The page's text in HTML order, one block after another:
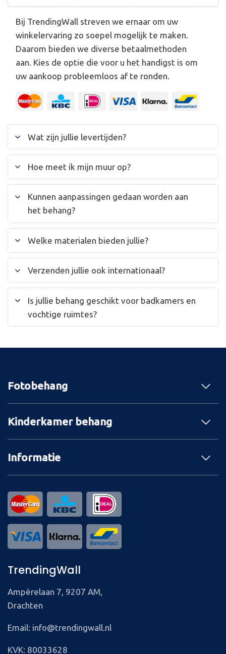
Bij TrendingWall streven we ernaar om uw
winkelervaring zo soepel mogelijk te maken.
Daarom bieden we diverse betaalmethoden
aan. Kies de optie die voor u het handigst is om
uw aankoop probleemloos af te ronden.
Wat zijn jullie levertijden?
Hoe meet ik mijn muur op?
Kunnen aanpassingen gedaan worden aan
het behang?
Welke materialen bieden jullie?
Verzenden jullie ook internationaal?
Is jullie behang geschikt voor badkamers en
vochtige ruimtes?
Fotobehang
Kinderkamer behang
Informatie
TrendingWall
Ampèrelaan 7, 9207 AM,
Drachten
Email: info@trendingwall.nl
KVK: 80033628